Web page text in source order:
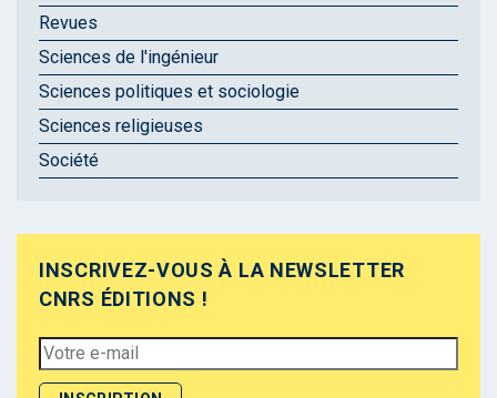
Revues
Sciences de l'ingénieur
Sciences politiques et sociologie
Sciences religieuses
Société
INSCRIVEZ-VOUS À LA NEWSLETTER
CNRS ÉDITIONS !